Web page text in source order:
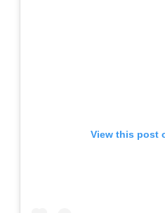
View this post